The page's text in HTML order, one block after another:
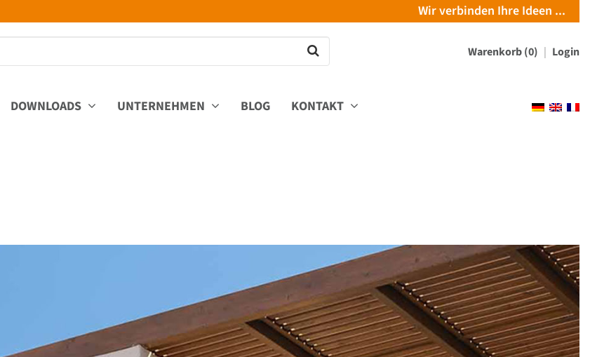
Wir verbinden Ihre Ideen ...
Warenkorb (0) Login
DOWNLOADS UNTERNEHMEN BLOG KONTAKT